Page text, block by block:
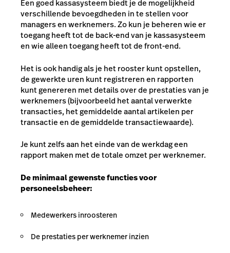
Een goed kassasysteem biedt je de mogelijkheid
verschillende bevoegdheden in te stellen voor
managers en werknemers. Zo kun je beheren wie er
toegang heeft tot de back-end van je kassasysteem
en wie alleen toegang heeft tot de front-end.
Het is ook handig als je het rooster kunt opstellen,
de gewerkte uren kunt registreren en rapporten
kunt genereren met details over de prestaties van je
werknemers (bijvoorbeeld het aantal verwerkte
transacties, het gemiddelde aantal artikelen per
transactie en de gemiddelde transactiewaarde).
Je kunt zelfs aan het einde van de werkdag een
rapport maken met de totale omzet per werknemer.
De minimaal gewenste functies voor
personeelsbeheer:
Medewerkers inroosteren
De prestaties per werknemer inzien